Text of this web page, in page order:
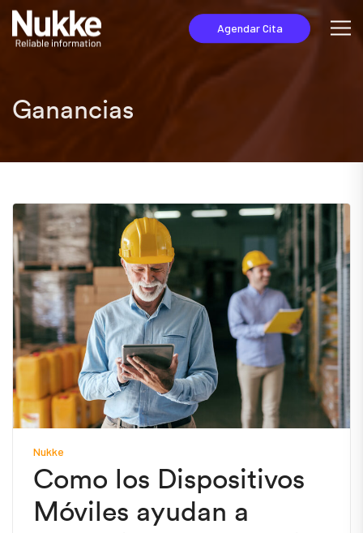
Agendar Cita
Ganancias
Nukke
Como los Dispositivos
Móviles ayudan a